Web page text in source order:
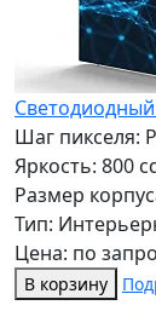
Шаг пикселя:
Яркость: 800
Размер
Тип:
Цена: по
В корзину